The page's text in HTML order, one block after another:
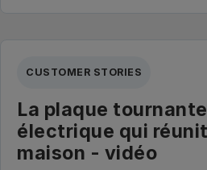
CUSTOMER STORIES
La plaque
électrique qui
maison - vidéo